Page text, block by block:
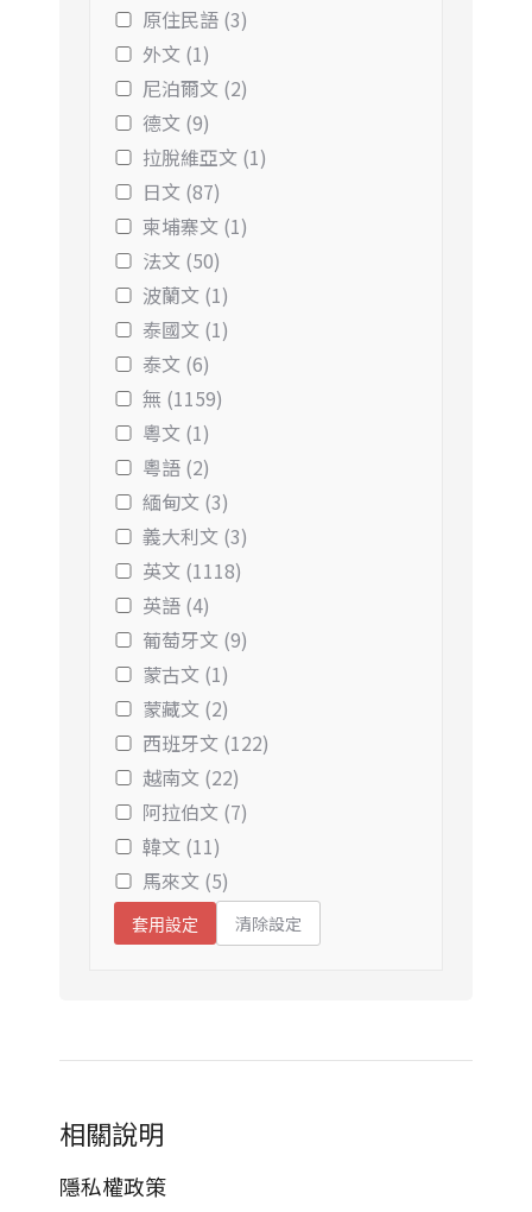
原住民語 (3)
外文 (1)
尼泊爾文 (2)
德文 (9)
拉脫維亞文 (1)
日文 (87)
柬埔寨文 (1)
法文 (50)
波蘭文 (1)
泰國文 (1)
泰文 (6)
無 (1159)
粵文 (1)
粵語 (2)
緬甸文 (3)
義大利文 (3)
英文 (1118)
英語 (4)
葡萄牙文 (9)
蒙古文 (1)
蒙藏文 (2)
西班牙文 (122)
越南文 (22)
阿拉伯文 (7)
韓文 (11)
馬來文 (5)
套用設定 清除設定
相關說明
隱私權政策